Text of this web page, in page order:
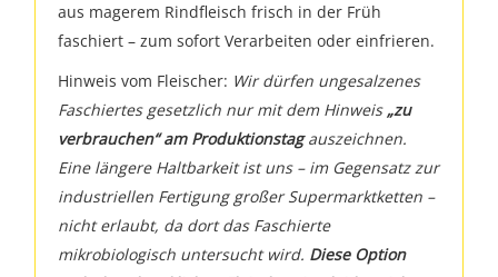
aus magerem Rindfleisch frisch in der Früh
faschiert – zum sofort Verarbeiten oder einfrieren.
Hinweis vom Fleischer: Wir dürfen ungesalzenes
Faschiertes gesetzlich nur mit dem Hinweis „zu
verbrauchen“ am Produktionstagauszeichnen.
Eine längere Haltbarkeit ist uns – im Gegensatz zur
industriellen Fertigung großer Supermarktketten –
nicht erlaubt, da dort das Faschierte
mikrobiologisch untersucht wird. Diese Option